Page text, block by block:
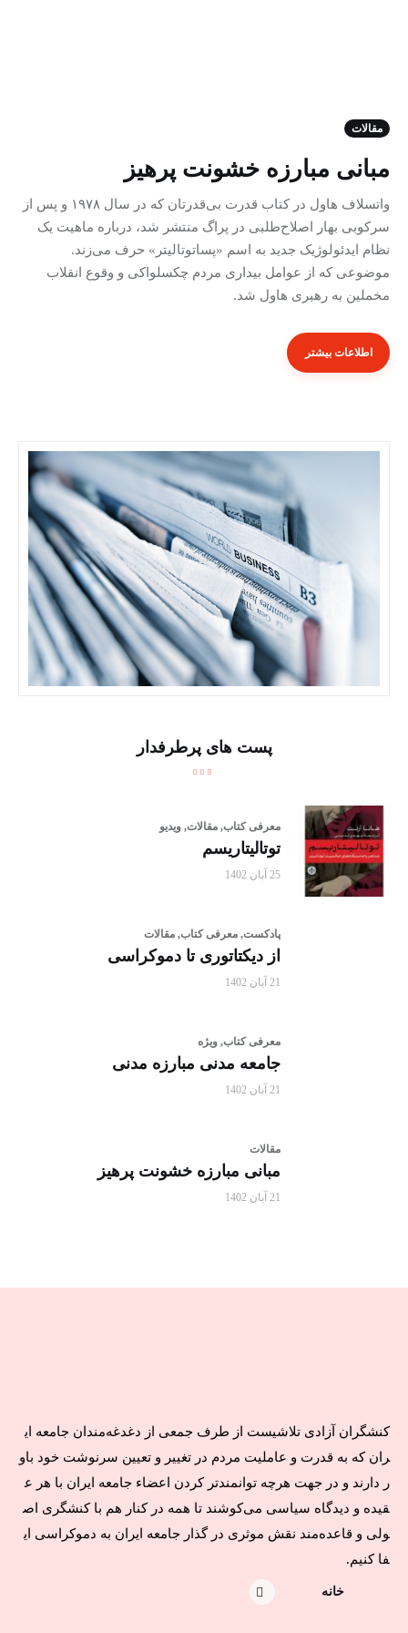
نقشه راه کنشگری
تعاریف
نوشته‌ها
پادکست‌ها
ویدئوها
مقالات
مبانی مبارزه خشونت پرهیز
واتسلاف هاول در کتاب قدرت بی‌قدرتان که در سال ۱۹۷۸ و پس از
سرکوبی بهار اصلاح‌طلبی در پراگ منتشر شد، درباره ماهیت یک
نظام ایدئولوژیک جدید به اسم «پساتوتالیتر» حرف می‌زند.
موضوعی که از عوامل بیداری مردم چکسلواکی و وقوع انقلاب
مخملین به رهبری هاول شد.
اطلاعات بیشتر
پست های پرطرفدار
معرفی کتاب, مقالات, ویدیو
توتالیتاریسم
25 آبان 1402
پادکست, معرفی کتاب, مقالات
از دیکتاتوری تا دموکراسی
21 آبان 1402
معرفی کتاب, ویژه
جامعه مدنی مبارزه مدنی
21 آبان 1402
مقالات
مبانی مبارزه خشونت پرهیز
21 آبان 1402
کنشگران آزادی تلاشیست از طرف جمعی از دغدغه‌مندان جامعه ای
ران که به قدرت و عاملیت مردم در تغییر و تعیین سرنوشت خود باو
ر دارند و در جهت هرچه توانمندتر کردن اعضاء جامعه ایران با هر ع
قیده و دیدگاه سیاسی می‌کوشند تا همه در کنار هم با کنشگری اص
ولی و قاعده‌مند نقش موثری در گذار جامعه ایران به دموکراسی ای
فا کنیم.
خانه